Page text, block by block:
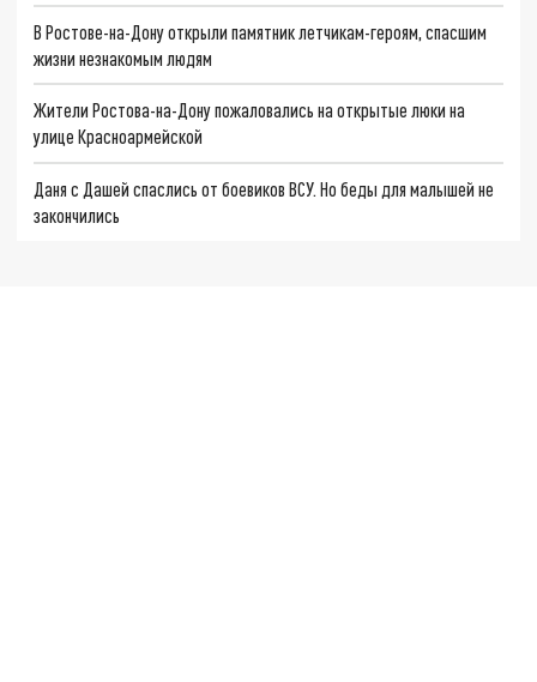
В Ростове-на-Дону открыли памятник летчикам-героям, спасшим
жизни незнакомым людям
Жители Ростова-на-Дону пожаловались на открытые люки на
улице Красноармейской
Даня с Дашей спаслись от боевиков ВСУ. Но беды для малышей не
закончились